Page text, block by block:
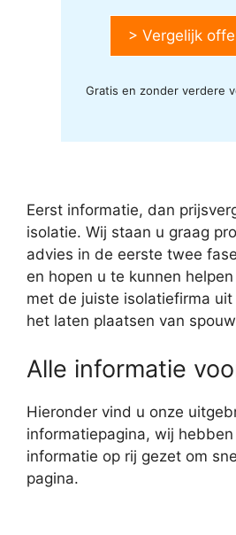
> Vergelijk
Gratis en zonder verdere
Eerst informatie, dan
isolatie. Wij staan u graag
advies in de eerste twee
en hopen u te kunnen
met de juiste isolatiefirma
het laten plaatsen van
Alle informatie
Hieronder vind u onze
informatiepagina, wij
informatie op rij gezet om
pagina.